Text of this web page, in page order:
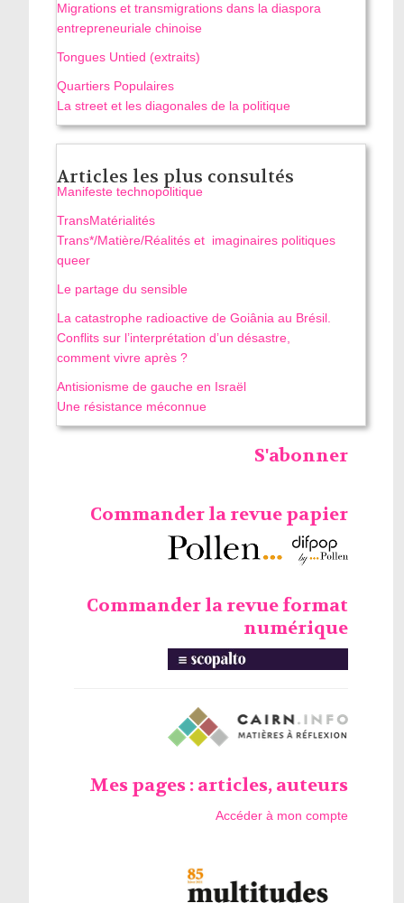
Migrations et transmigrations dans la diaspora
entrepreneuriale chinoise
Tongues Untied (extraits)
Quartiers Populaires
La street et les diagonales de la politique
Articles les plus consultés
Manifeste technopolitique
TransMatérialités
Trans*/Matière/Réalités et imaginaires politiques
queer
Le partage du sensible
La catastrophe radioactive de Goiânia au Brésil.
Conflits sur l’interprétation d’un désastre,
comment vivre après ?
Antisionisme de gauche en Israël
Une résistance méconnue
S'abonner
Commander la revue papier
Commander la revue format
numérique
Mes pages : articles, auteurs
Accéder à mon compte